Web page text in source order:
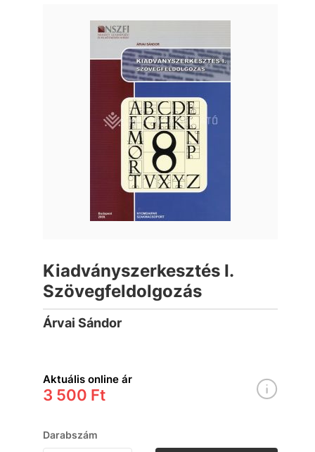
Kiadványszerkesztés I.
Szövegfeldolgozás
Árvai Sándor
Aktuális online ár
3 500 Ft
Darabszám